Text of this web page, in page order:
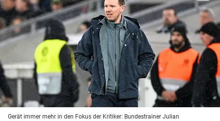
Gerät immer mehr in den Fokus der Kritiker: Bundestrainer Julian